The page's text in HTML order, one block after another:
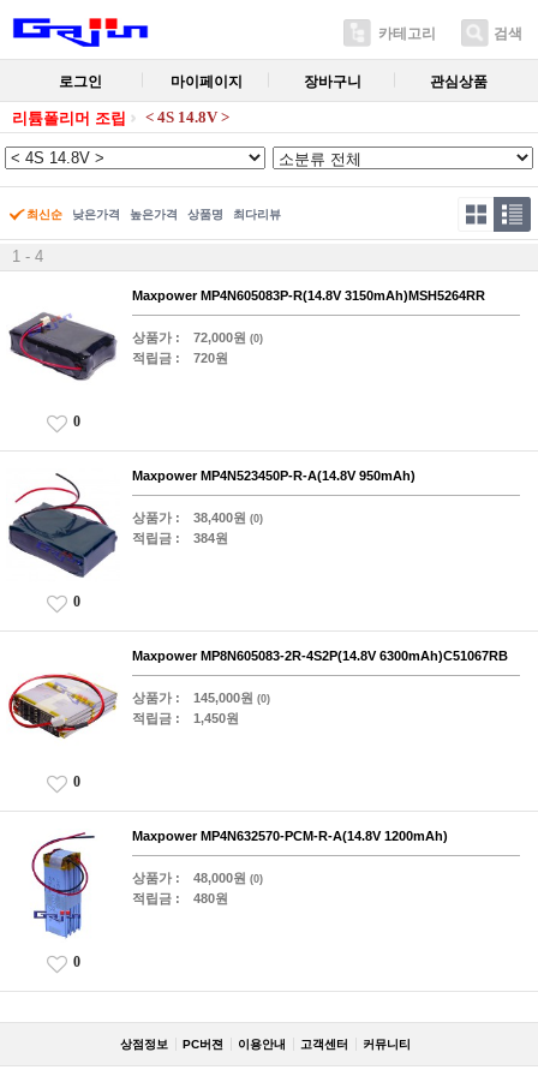
카테고리 검색
로그인 마이페이지 장바구니 관심상품
리튬폴리머 조립 < 4S 14.8V >
최신순 낮은가격 높은가격 상품명 최다리뷰
1 - 4
Maxpower MP4N605083P-R(14.8V 3150mAh)MSH5264RR
상품가 : 72,000원 (0)
적립금 : 720원
0
Maxpower MP4N523450P-R-A(14.8V 950mAh)
상품가 : 38,400원 (0)
적립금 : 384원
0
Maxpower MP8N605083-2R-4S2P(14.8V 6300mAh)C51067RB
상품가 : 145,000원 (0)
적립금 : 1,450원
0
Maxpower MP4N632570-PCM-R-A(14.8V 1200mAh)
상품가 : 48,000원 (0)
적립금 : 480원
0
상점정보 PC버젼 이용안내 고객센터 커뮤니티